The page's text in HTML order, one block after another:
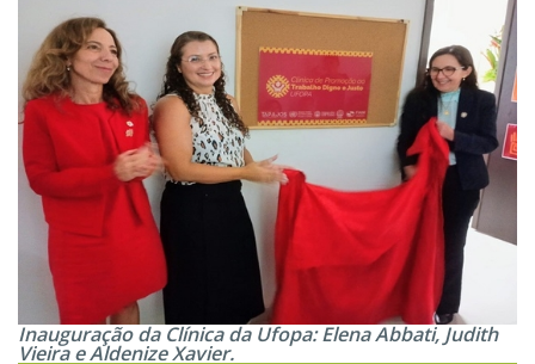
Inauguração da Clínica da Ufopa: Elena Abbati, Judith
Vieira e Aldenize Xavier.